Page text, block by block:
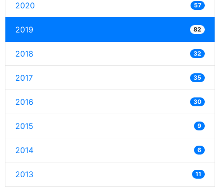
2020 57
2019 82
2018 32
2017 35
2016 30
2015 9
2014 6
2013 11